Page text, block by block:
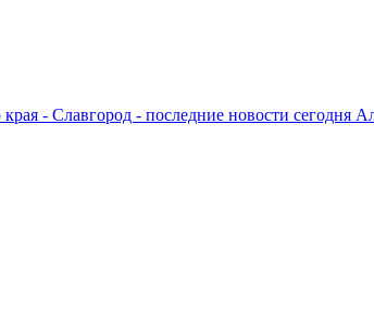
- Славгород - последние новости сегодня